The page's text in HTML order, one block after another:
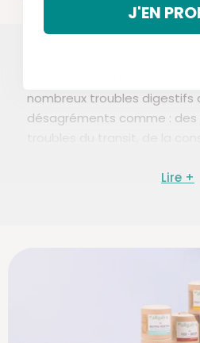
nombreux troubles digestifs
désagréments comme :
troubles du transit, de la
Pour rééquilibrer tout en
J'EN